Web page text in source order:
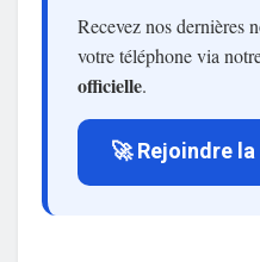
Recevez nos dernières
votre téléphone via
officielle.
🚀 Rejoindre